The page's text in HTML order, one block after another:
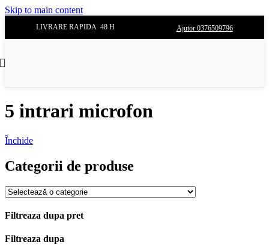
Skip to main content
LIVRARE RAPIDA 48 H Ajutor 0376509796
5 intrari microfon
Închide
Categorii de produse
Filtreaza dupa pret
Filtreaza dupa